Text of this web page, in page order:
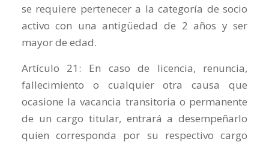
se requiere pertenecer a la categoría de socio
activo con una antigüedad de 2 años y ser
mayor de edad.
Artículo 21: En caso de licencia, renuncia,
fallecimiento o cualquier otra causa que
ocasione la vacancia transitoria o permanente
de un cargo titular, entrará a desempeñarlo
quien corresponda por su respectivo cargo